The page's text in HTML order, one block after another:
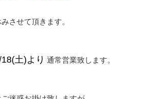
させて頂きます。
土)より 通常営業致します。